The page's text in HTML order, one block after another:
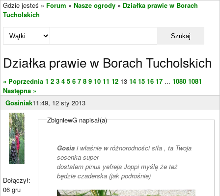
Gdzie jesteś » Forum » Nasze ogrody » Działka prawie w Borach
Tucholskich
Szukaj
Działka prawie w Borach Tucholskich
« Poprzednia 1 2 3 4 5 6 7 8 9 10 11 12 13 14 15 16 17 ... 1080 1081
Następna »
Gosiniak11:49, 12 sty 2013
Dołączył:
06 gru
ZbigniewG napisał(a)
Gosiai właśnie w różnorodności siła , ta Twoja
sosenka super
dostałem pinus yefreja Joppi myślę że też
będzie czaderska (jak podrośnie)